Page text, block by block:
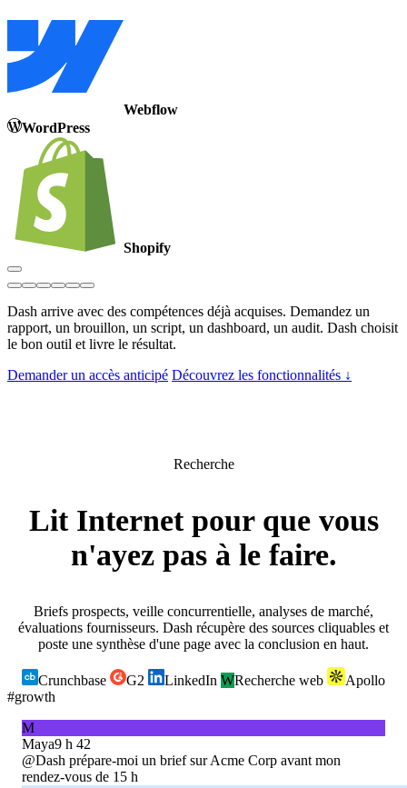
Webflow
WordPress
Shopify
Dash arrive avec des compétences déjà acquises. Demandez un
rapport, un brouillon, un script, un dashboard, un audit. Dash choisit
le bon outil et livre le résultat.
Demander un accès anticipé Découvrez les fonctionnalités ↓
Recherche
Lit Internet pour que vous
n'ayez pas à le faire.
Briefs prospects, veille concurrentielle, analyses de marché,
évaluations fournisseurs. Dash récupère des sources cliquables et
poste une synthèse d'une page avec la conclusion en haut.
Crunchbase G2 LinkedIn WRecherche web
Apollo
#growth
M
Maya9 h 42
@Dash prépare-moi un brief sur Acme Corp avant mon
rendez-vous de 15 h